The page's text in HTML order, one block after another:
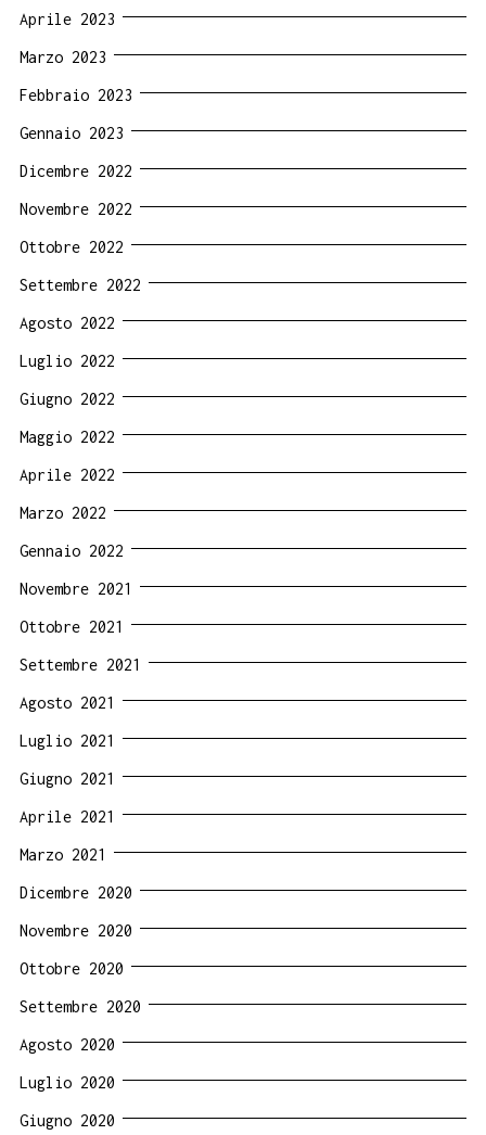
Aprile 2023
Marzo 2023
Febbraio 2023
Gennaio 2023
Dicembre 2022
Novembre 2022
Ottobre 2022
Settembre 2022
Agosto 2022
Luglio 2022
Giugno 2022
Maggio 2022
Aprile 2022
Marzo 2022
Gennaio 2022
Novembre 2021
Ottobre 2021
Settembre 2021
Agosto 2021
Luglio 2021
Giugno 2021
Aprile 2021
Marzo 2021
Dicembre 2020
Novembre 2020
Ottobre 2020
Settembre 2020
Agosto 2020
Luglio 2020
Giugno 2020